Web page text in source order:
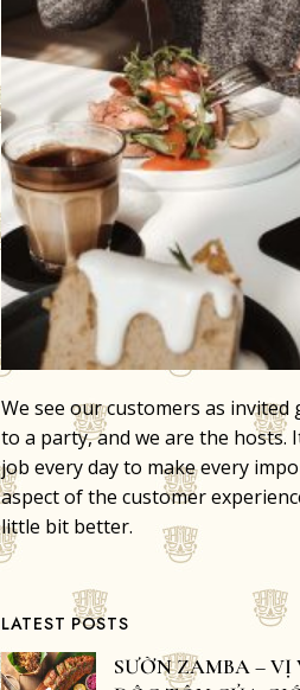
We see our customers as invited
to a party, and we are the hosts.
job every day to make every
aspect of the customer
little bit better.
LATEST POSTS
SƯỜN ZAMBA – VỊ